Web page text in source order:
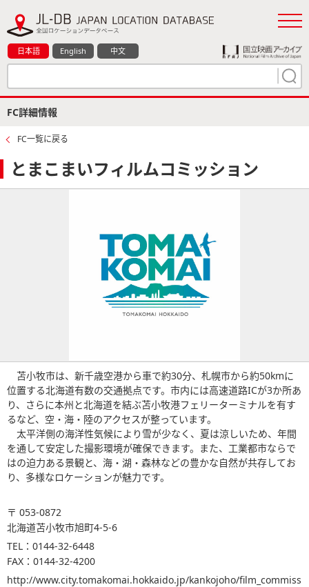
日本語 English 中文
FC詳細情報
FC一覧に戻る
とまこまいフィルムコミッション
苫小牧市は、新千歳空港から車で約30分、札幌市から約50kmに
位置する北海道有数の交通拠点です。市内には高速道路ICが3か所あ
り、さらに本州と北海道を結ぶ苫小牧港フェリーターミナルを有す
るなど、空・海・陸のアクセスが整っています。
太平洋側の海洋性気候により雪が少なく、夏は涼しいため、年間
を通して安定した撮影環境が確保できます。また、工業都市ならで
はの迫力ある景観と、海・湖・森林などの豊かな自然が共存してお
り、多様なロケーションが魅力です。
〒 053-0872
北海道苫小牧市旭町4-5-6
TEL：0144-32-6448
FAX：0144-32-4200
http://www.city.tomakomai.hokkaido.jp/kankojoho/film_commiss